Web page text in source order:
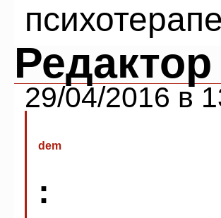
Редактор
29/04/2016 в
dem
: